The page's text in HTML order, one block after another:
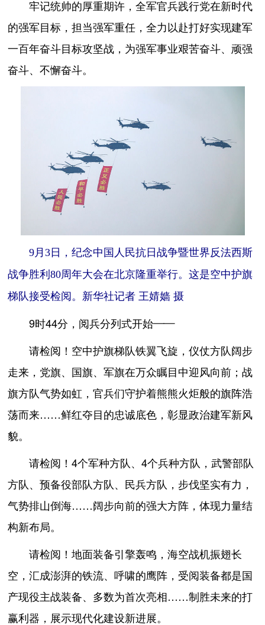
牢记统帅的厚重期许，全军官兵践行党在新时代
的强军目标，担当强军重任，全力以赴打好实现建军
一百年奋斗目标攻坚战，为强军事业艰苦奋斗、顽强
奋斗、不懈奋斗。
9月3日，纪念中国人民抗日战争暨世界反法西斯
战争胜利80周年大会在北京隆重举行。这是空中护旗
梯队接受检阅。新华社记者 王婧嫱 摄
9时44分，阅兵分列式开始——
请检阅！空中护旗梯队铁翼飞旋，仪仗方队阔步
走来，党旗、国旗、军旗在万众瞩目中迎风向前；战
旗方队气势如虹，官兵们守护着熊熊火炬般的旗阵浩
荡而来……鲜红夺目的忠诚底色，彰显政治建军新风
貌。
请检阅！4个军种方队、4个兵种方队，武警部队
方队、预备役部队方队、民兵方队，步伐坚实有力，
气势排山倒海……阔步向前的强大方阵，体现力量结
构新布局。
请检阅！地面装备引擎轰鸣，海空战机振翅长
空，汇成澎湃的铁流、呼啸的鹰阵，受阅装备都是国
产现役主战装备、多数为首次亮相……制胜未来的打
赢利器，展示现代化建设新进展。